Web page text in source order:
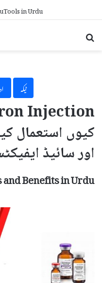
in Urdu
ٹیکہ
کیوں استعمال
اور سائیڈ
Benefits in Urdu